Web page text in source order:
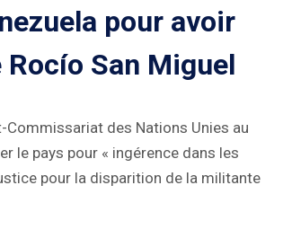
pour avoir
San Miguel
des Nations Unies au
le pays pour « ingérence dans les
pour la disparition de la militante